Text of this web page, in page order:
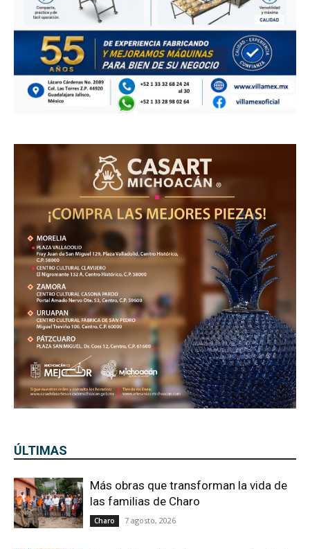
ÚLTIMAS
Más obras que transforman la vida de
las familias de Charo
Charo 7 agosto, 2026